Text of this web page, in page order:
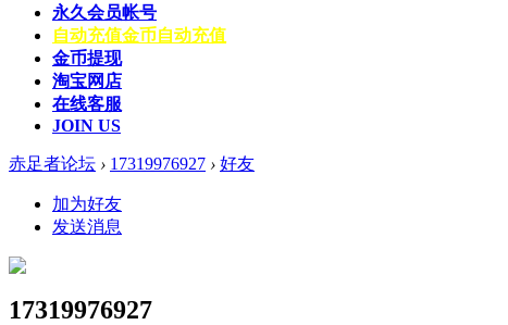
永久会员帐号
自动充值金币自动充值
金币提现
淘宝网店
在线客服
JOIN US
赤足者论坛 › 17319976927 › 好友
加为好友
发送消息
17319976927